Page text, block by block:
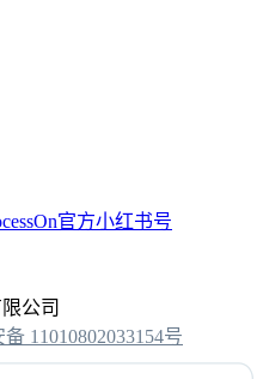
公司
11010802033154号